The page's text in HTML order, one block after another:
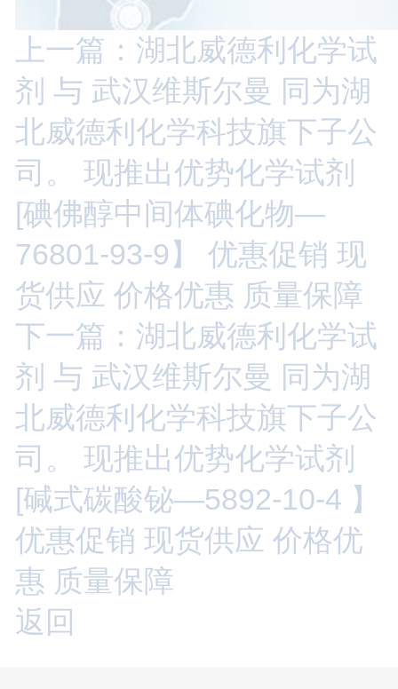
上一篇：湖北威德利化学试
剂 与 武汉维斯尔曼 同为湖
北威德利化学科技旗下子公
司。 现推出优势化学试剂
[碘佛醇中间体碘化物—
76801-93-9】 优惠促销 现
货供应 价格优惠 质量保障
下一篇：湖北威德利化学试
剂 与 武汉维斯尔曼 同为湖
北威德利化学科技旗下子公
司。 现推出优势化学试剂
[碱式碳酸铋—5892-10-4 】
优惠促销 现货供应 价格优
惠 质量保障
返回